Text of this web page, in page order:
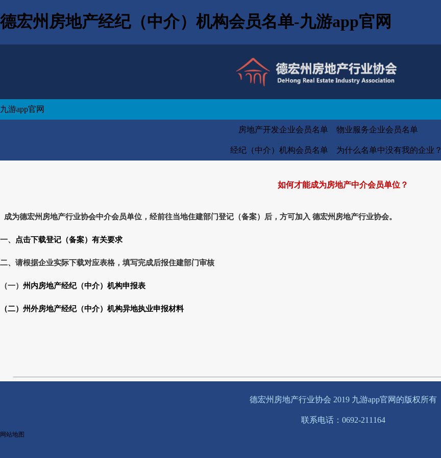
德宏州房地产经纪（中介）机构会员名单-九游app官网
九游app官网
房地产开发企业会员名单 物业服务企业会员名单
经纪（中介）机构会员名单 为什么名单中没有我的企业？
如何才能成为房地产中介会员单位？
成为德宏州房地产行业协会中介会员单位，经前往当地住建部门登记（备案）后，方可加入 德宏州房地产行业协会。
一、 点击下载登记（备案）有关要求
二、请根据企业实际下载对应表格，填写完成后报住建部门审核
（一） 州内房地产经纪（中介）机构申报表
（二）州外房地产经纪（中介）机构异地执业申报材料
德宏州房地产行业协会 2019 九游app官网的版权所有
联系电话：0692-211164
网站地图